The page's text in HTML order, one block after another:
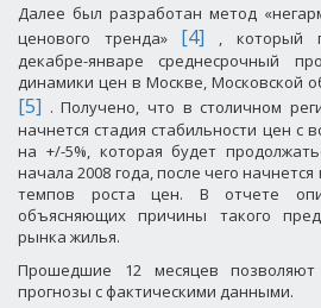
Далее был разработан метод
ценового тренда»
[4]
, который
декабре-январе среднесрочный
динамики цен в Москве, Московской
[5] . Получено, что в столичном
начнется стадия стабильности цен с
на +/-5%, которая будет
начала 2008 года, после чего
темпов роста цен. В отчете
объясняющих причины такого
рынка жилья.
Прошедшие 12 месяцев позволяют
прогнозы с фактическими данными.